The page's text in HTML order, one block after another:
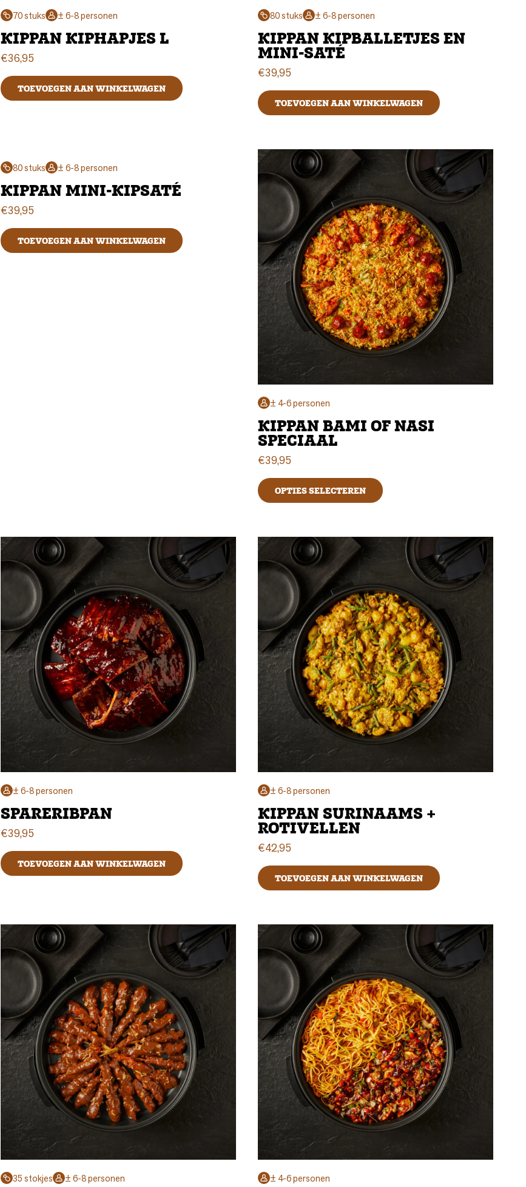
70 stuks ± 6-8 personen
KIPPAN KIPHAPJES L
€36,95
TOEVOEGEN AAN WINKELWAGEN
80 stuks ± 6-8 personen
KIPPAN KIPBALLETJES EN
MINI-SATÉ
€39,95
TOEVOEGEN AAN WINKELWAGEN
80 stuks ± 6-8 personen
KIPPAN MINI-KIPSATÉ
€39,95
TOEVOEGEN AAN WINKELWAGEN
± 4-6 personen
KIPPAN BAMI OF NASI
SPECIAAL
€39,95
OPTIES SELECTEREN
± 6-8 personen
SPARERIBPAN
€39,95
TOEVOEGEN AAN WINKELWAGEN
± 6-8 personen
KIPPAN SURINAAMS +
ROTIVELLEN
€42,95
TOEVOEGEN AAN WINKELWAGEN
35 stokjes ± 6-8 personen ± 4-6 personen